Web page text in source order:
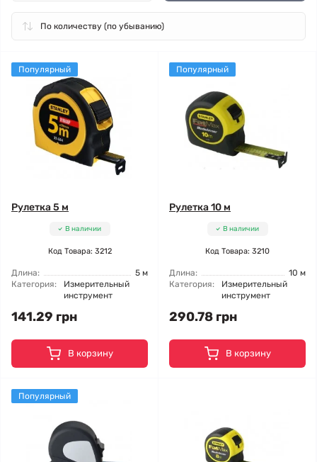
Популярный
Рулетка 5 м
В наличии
Код Товара: 3212
Длина:
5 м
Категория:
Измерительный
инструмент
141.29 грн
В корзину
Популярный
Рулетка 10 м
В наличии
Код Товара: 3210
Длина:
10 м
Категория:
Измерительный
инструмент
290.78 грн
В корзину
Популярный